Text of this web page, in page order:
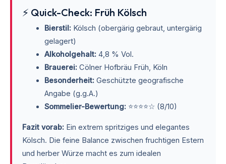
⚡ Quick-Check: Früh Kölsch
Bierstil:Kölsch (obergärig gebraut, untergärig
gelagert)
Alkoholgehalt:4,8 % Vol.
Brauerei:Cölner Hofbräu Früh, Köln
Besonderheit:Geschützte geografische
Angabe (g.g.A.)
Sommelier-Bewertung:⭐⭐⭐⭐☆ (8/10)
Fazit vorab: Ein extrem spritziges und elegantes
Kölsch. Die feine Balance zwischen fruchtigen Estern
und herber Würze macht es zum idealen